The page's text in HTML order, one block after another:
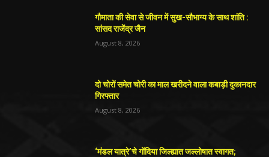
गौमाता की सेवा से जीवन में सुख-सौभाग्य के साथ शांति :
सांसद राजेंद्र जैन
August 8, 2026
दो चोरों समेत चोरी का माल खरीदने वाला कबाड़ी दुकानदार
गिरफ्तार
August 8, 2026
‘मंडल यात्रे’चे गोंदिया जिल्ह्यात जल्लोषात स्वागत;